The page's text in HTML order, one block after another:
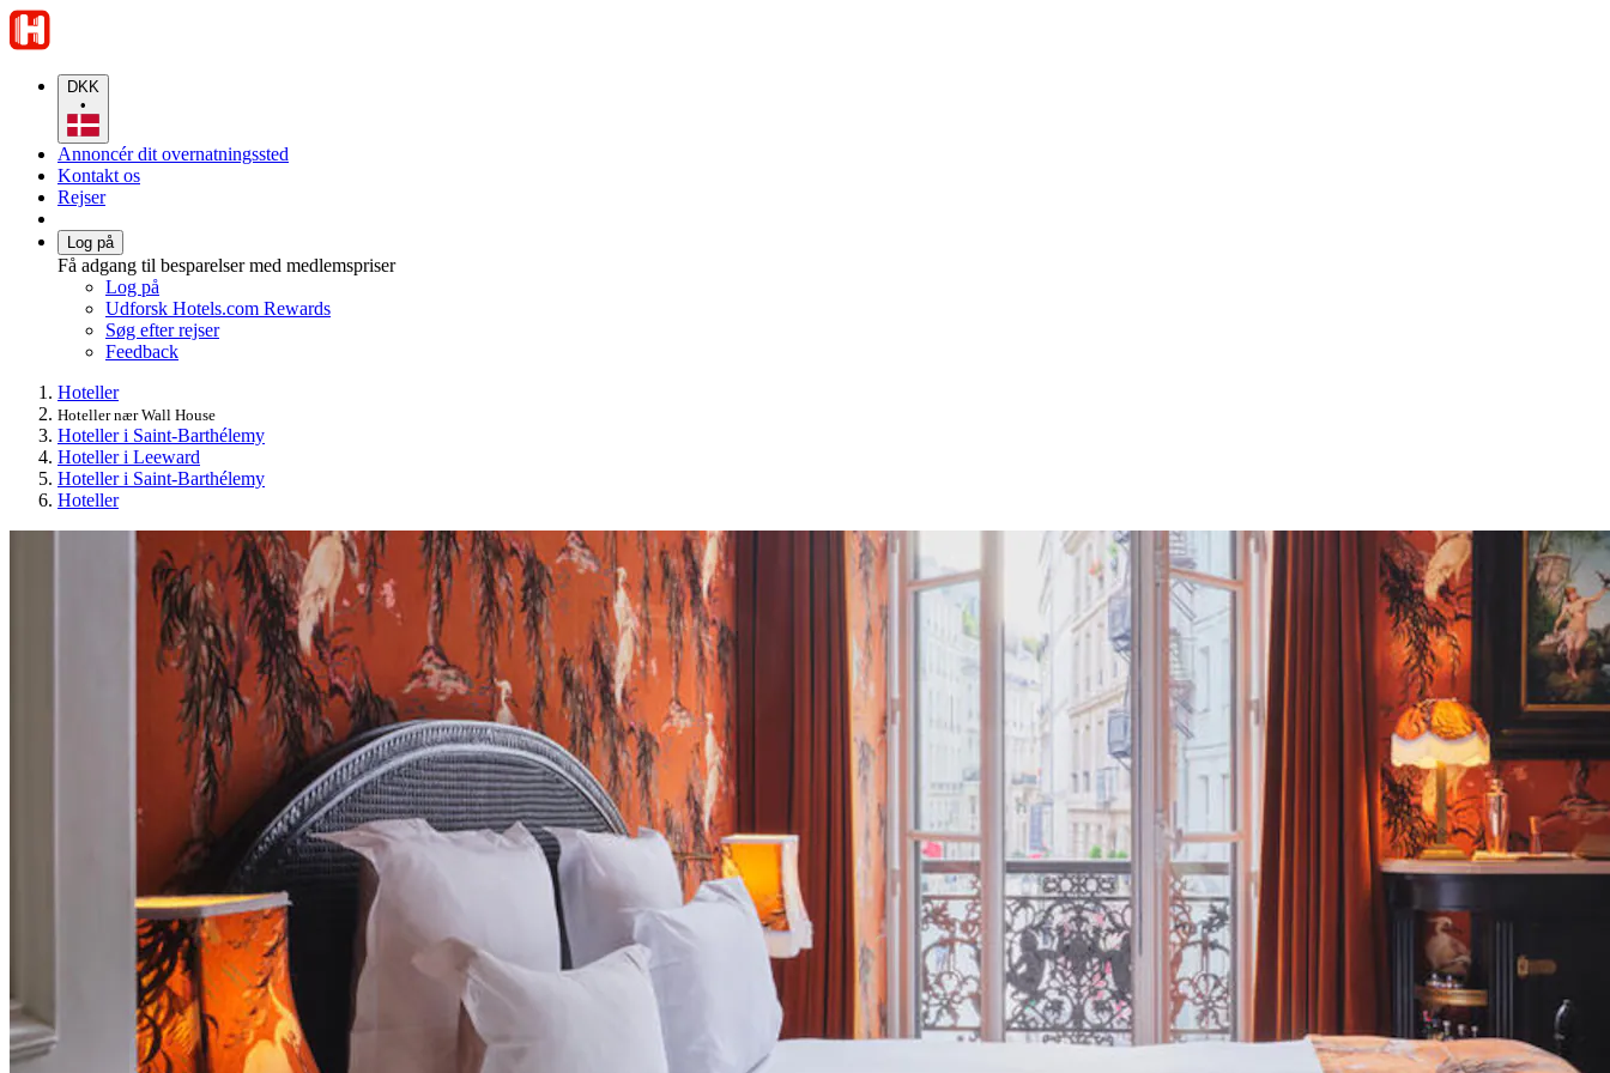
DKK
•
Annoncér dit overnatningssted
Kontakt os
Rejser
Log på
Få adgang til besparelser med medlemspriser
Log på
Udforsk Hotels.com Rewards
Søg efter rejser
Feedback
Hoteller
Hoteller nær Wall House
Hoteller i Saint-Barthélemy
Hoteller i Leeward
Hoteller i Saint-Barthélemy
Hoteller